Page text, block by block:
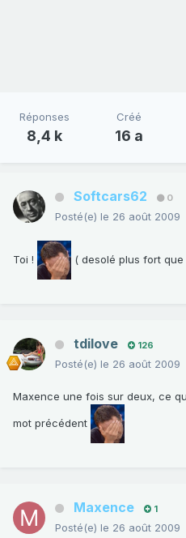
Réponses
8,4 k
Créé
16 a
Softcars62 0
Posté(e) le 26 août 2009
Toi ! ( desolé plus fort que
tdilove 126
Posté(e) le 26 août 2009
Maxence une fois sur deux, ce
mot précédent
Maxence 1
Posté(e) le 26 août 2009